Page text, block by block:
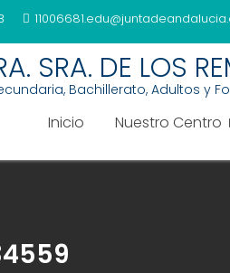
SRA. DE LOS
Bachillerato, Adultos y
Inicio Nuestro Centro